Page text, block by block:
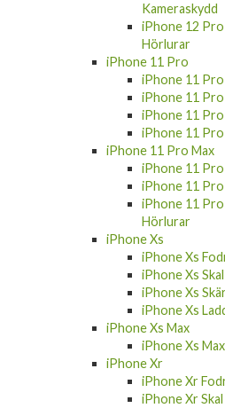
Kameraskydd
iPhone 12 Pro
Hörlurar
iPhone 11 Pro
iPhone 11
iPhone 11 Pro
iPhone 11 Pro
iPhone 11
iPhone 11 Pro Max
iPhone 11 Pro
iPhone 11 Pro
iPhone 11 Pro
Hörlurar
iPhone Xs
iPhone Xs
iPhone Xs Skal
iPhone Xs
iPhone Xs
iPhone Xs Max
iPhone Xs
iPhone Xr
iPhone Xr
iPhone Xr Skal